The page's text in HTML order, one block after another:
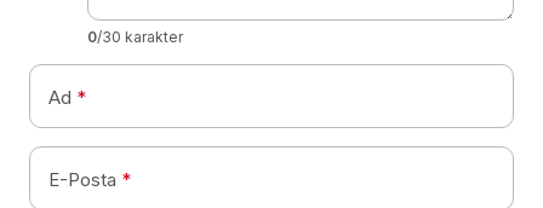
0/30 karakter
Ad *
E-Posta *